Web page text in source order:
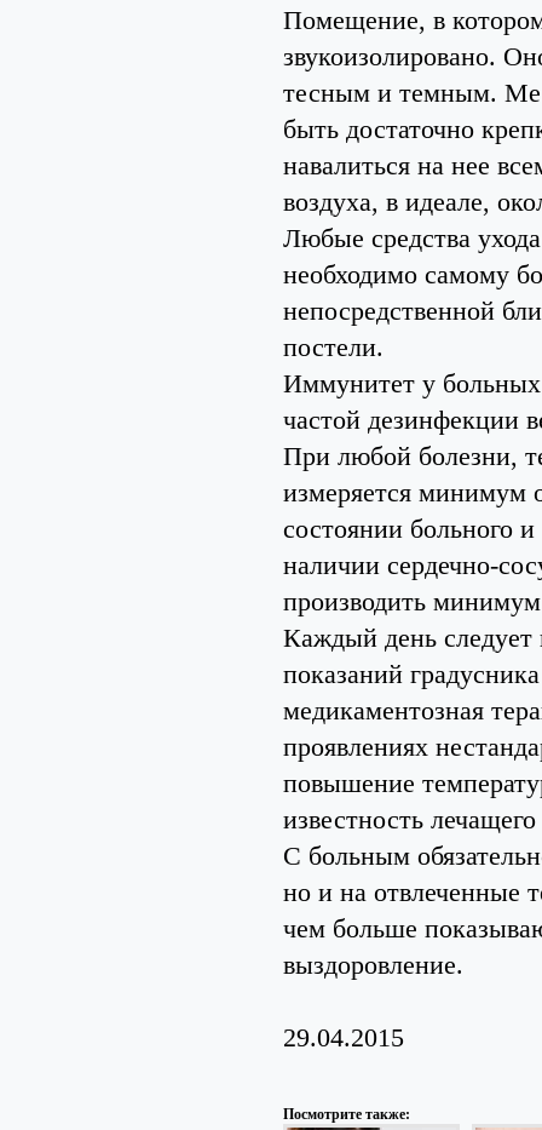
Помещение, в
звукоизолировано.
тесным и темным.
быть достаточно
навалиться на нее
воздуха, в идеале,
Любые средства
необходимо самому
непосредственной
постели.
Иммунитет у
частой дезинфекции
При любой болезни,
измеряется минимум
состоянии больного
наличии сердечно-
производить
Каждый день следует
показаний
медикаментозная
проявлениях
повышение
известность лечащего
С больным
но и на отвлеченные
чем больше
выздоровление.
29.04.2015
Посмотрите также: